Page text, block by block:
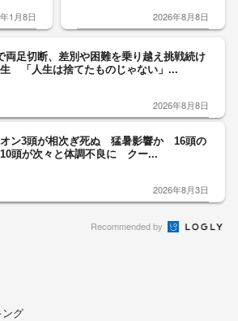
1月8日 2026年8月8日
両足切断、差別や困難を乗り越え挑戦続け
「人生は捨てたものじゃない」...
2026年8月8日
ン3頭が相次ぎ死ぬ 猛暑影響か 16頭の
10頭が次々と体調不良に クー...
2026年8月3日
Recommended by
グ